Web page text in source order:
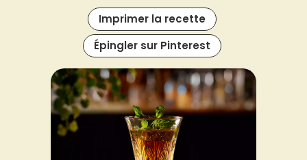
Imprimer la recette
Épingler sur Pinterest